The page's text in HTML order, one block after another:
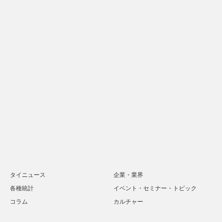
タイニュース
企業・業界
各種統計
イベント・セミナー・トピック
コラム
カルチャー